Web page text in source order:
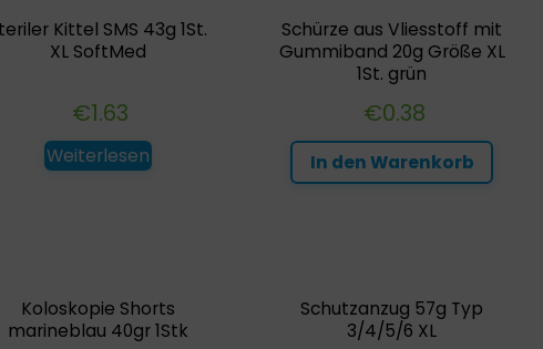
Kittel SMS 43g 1St.
XL SoftMed
€1.63
Weiterlesen
Schürze aus Vliesstoff mit
Gummiband 20g Größe XL
1St. grün
€0.38
In den Warenkorb
Koloskopie Shorts
marineblau 40gr 1Stk
Schutzanzug 57g Typ
3/4/5/6 XL